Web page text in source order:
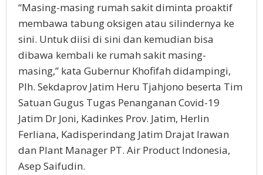
“Masing-masing rumah sakit diminta proaktif
membawa tabung oksigen atau silindernya ke
sini. Untuk diisi di sini dan kemudian bisa
dibawa kembali ke rumah sakit masing-
masing,” kata Gubernur Khofifah didampingi,
Plh. Sekdaprov Jatim Heru Tjahjono beserta Tim
Satuan Gugus Tugas Penanganan Covid-19
Jatim Dr Joni, Kadinkes Prov. Jatim, Herlin
Ferliana, Kadisperindang Jatim Drajat Irawan
dan Plant Manager PT. Air Product Indonesia,
Asep Saifudin.